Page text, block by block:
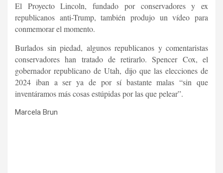
El Proyecto Lincoln, fundado por conservadores y ex
republicanos anti-Trump, también produjo un vídeo para
conmemorar el momento.
Burlados sin piedad, algunos republicanos y comentaristas
conservadores han tratado de retirarlo. Spencer Cox, el
gobernador republicano de Utah, dijo que las elecciones de
2024 iban a ser ya de por sí bastante malas “sin que
inventáramos más cosas estúpidas por las que pelear”.
Marcela Brun